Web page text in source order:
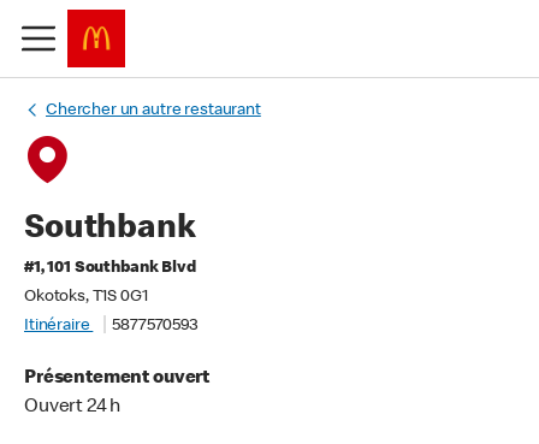
Chercher un autre restaurant
Southbank
#1, 101 Southbank Blvd
Okotoks, T1S 0G1
Itinéraire
5877570593
Présentement ouvert
Ouvert 24 h